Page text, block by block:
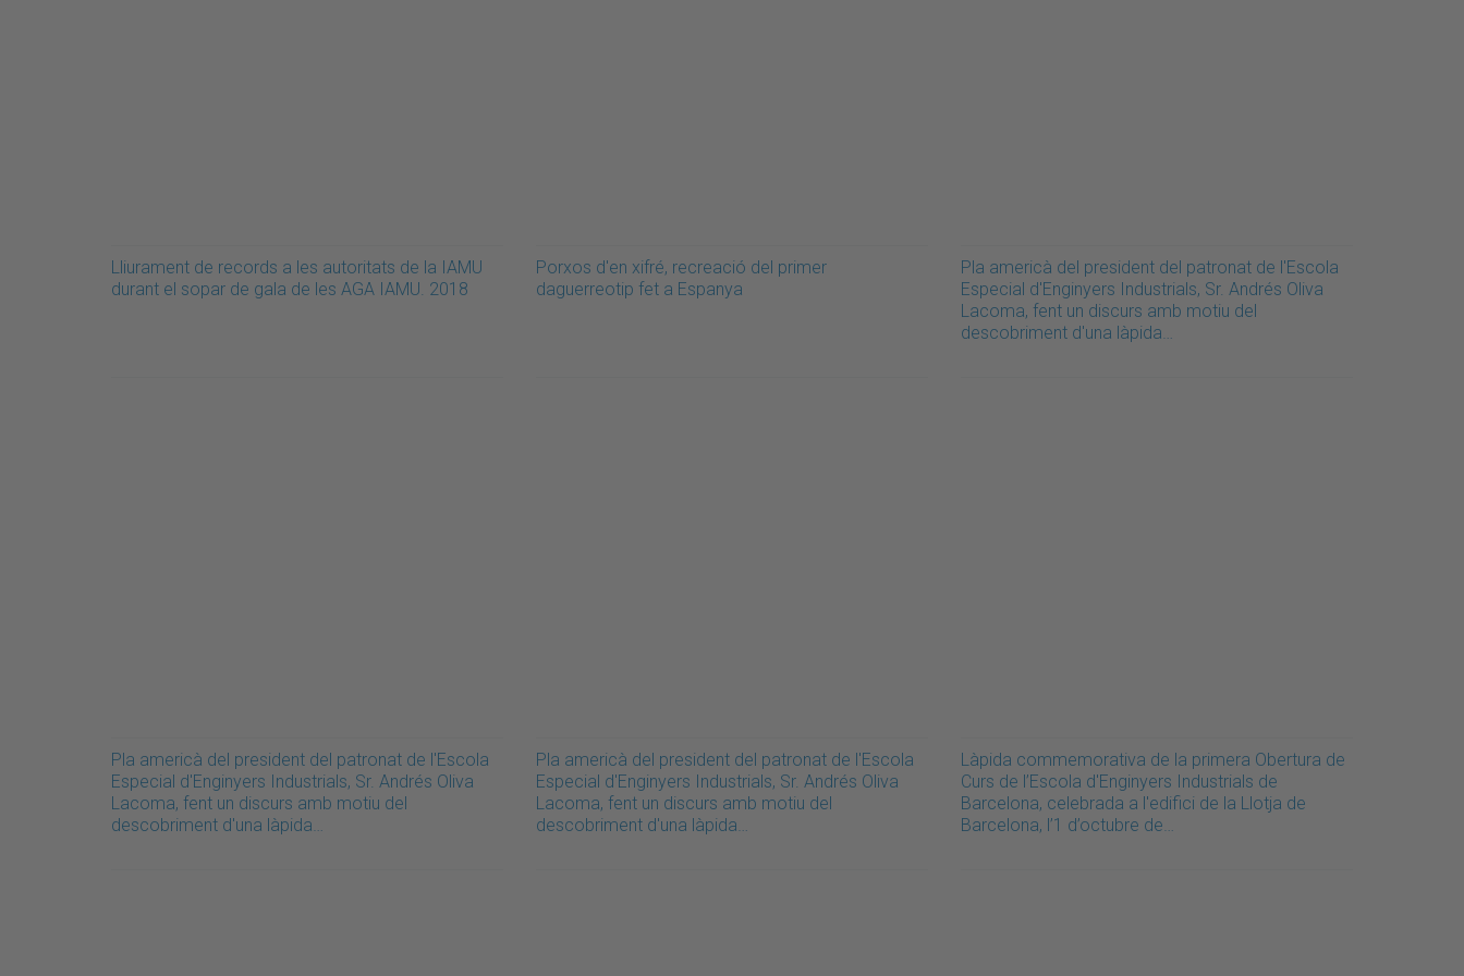
Lliurament de records a les autoritats de la IAMU
durant el sopar de gala de les AGA IAMU. 2018
Porxos d'en xifré, recreació del primer
daguerreotip fet a Espanya
Pla americà del president del patronat de l'Escola
Especial d'Enginyers Industrials, Sr. Andrés Oliva
Lacoma, fent un discurs amb motiu del
descobriment d'una làpida…
Pla americà del president del patronat de l'Escola
Especial d'Enginyers Industrials, Sr. Andrés Oliva
Lacoma, fent un discurs amb motiu del
descobriment d'una làpida…
Pla americà del president del patronat de l'Escola
Especial d'Enginyers Industrials, Sr. Andrés Oliva
Lacoma, fent un discurs amb motiu del
descobriment d'una làpida…
Làpida commemorativa de la primera Obertura de
Curs de l’Escola d'Enginyers Industrials de
Barcelona, celebrada a l'edifici de la Llotja de
Barcelona, l’1 d’octubre de…